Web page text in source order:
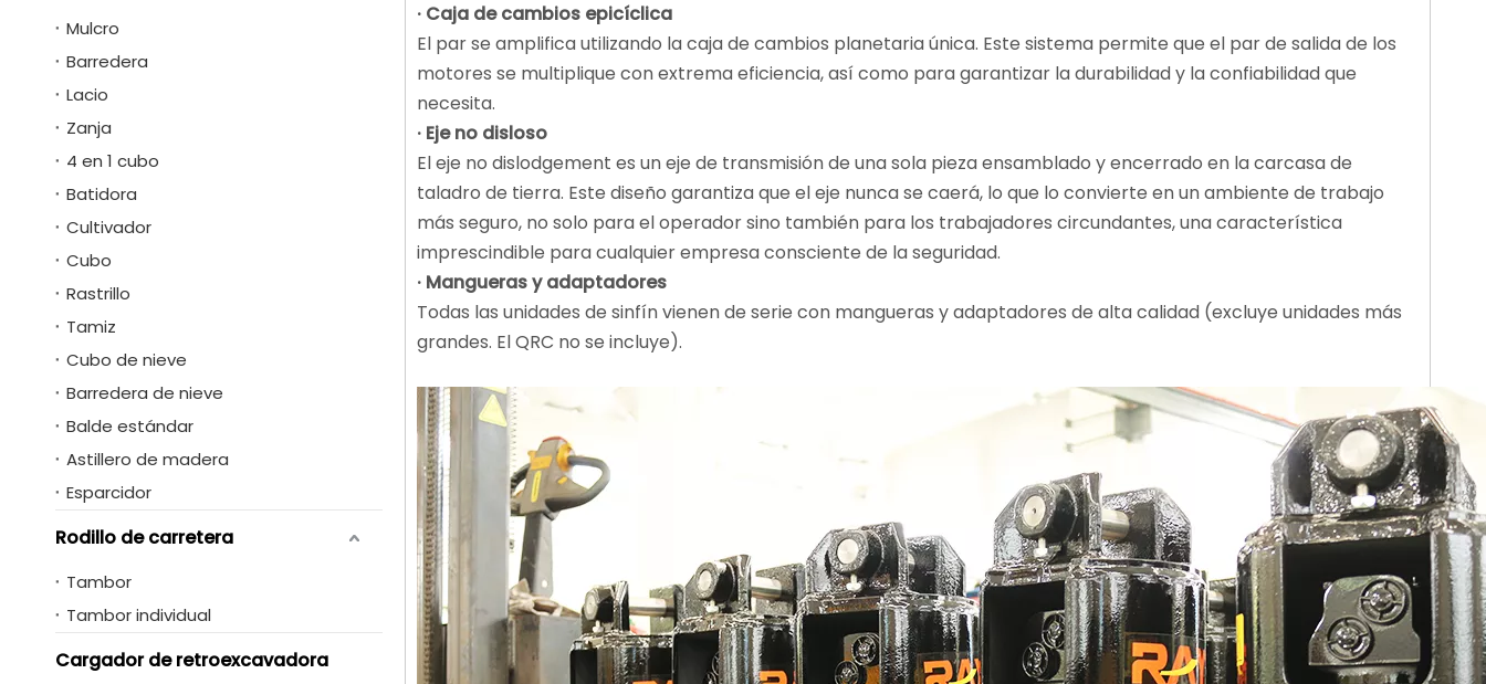
Mulcro
Barredera
Lacio
Zanja
4 en 1 cubo
Batidora
Cultivador
Cubo
Rastrillo
Tamiz
Cubo de nieve
Barredera de nieve
Balde estándar
Astillero de madera
Esparcidor
Rodillo de carretera
Tambor
Tambor individual
Cargador de retroexcavadora
· Caja de cambios epicíclica
El par se amplifica utilizando la caja de cambios planetaria única. Este sistema permite que el par de salida de los
motores se multiplique con extrema eficiencia, así como para garantizar la durabilidad y la confiabilidad que
necesita.
· Eje no disloso
El eje no dislodgement es un eje de transmisión de una sola pieza ensamblado y encerrado en la carcasa de
taladro de tierra. Este diseño garantiza que el eje nunca se caerá, lo que lo convierte en un ambiente de trabajo
más seguro, no solo para el operador sino también para los trabajadores circundantes, una característica
imprescindible para cualquier empresa consciente de la seguridad.
· Mangueras y adaptadores
Todas las unidades de sinfín vienen de serie con mangueras y adaptadores de alta calidad (excluye unidades más
grandes. El QRC no se incluye).